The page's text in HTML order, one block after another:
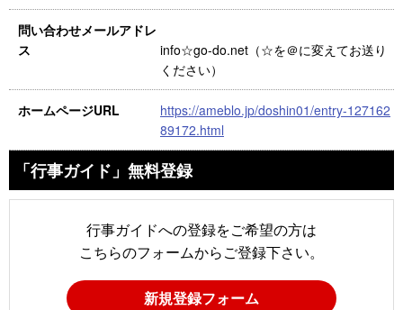
問い合わせメールアドレ
ス
info☆go-do.net（☆を＠に変えてお送り
ください）
ホームページURL
https://ameblo.jp/doshin01/entry-127162
89172.html
「行事ガイド」無料登録
行事ガイドへの登録をご希望の方は
こちらのフォームからご登録下さい。
新規登録フォーム